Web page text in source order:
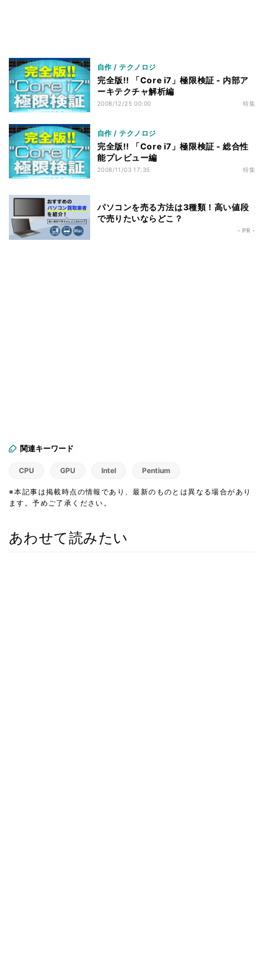
自作 / テクノロジ
完全版!! 「Core i7」極限検証 - 内部ア
ーキテクチャ解析編
2008/12/25 00:00 特集
自作 / テクノロジ
完全版!! 「Core i7」極限検証 - 総合性
能プレビュー編
2008/11/03 17:35 特集
パソコンを売る方法は3種類！高い値段
で売りたいならどこ？
- PR -
関連キーワード
CPU GPU Intel Pentium
※本記事は掲載時点の情報であり、最新のものとは異なる場合があり
ます。予めご了承ください。
あわせて読みたい